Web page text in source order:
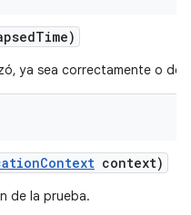
Time)
ya sea correctamente o
Context context)
de la prueba.